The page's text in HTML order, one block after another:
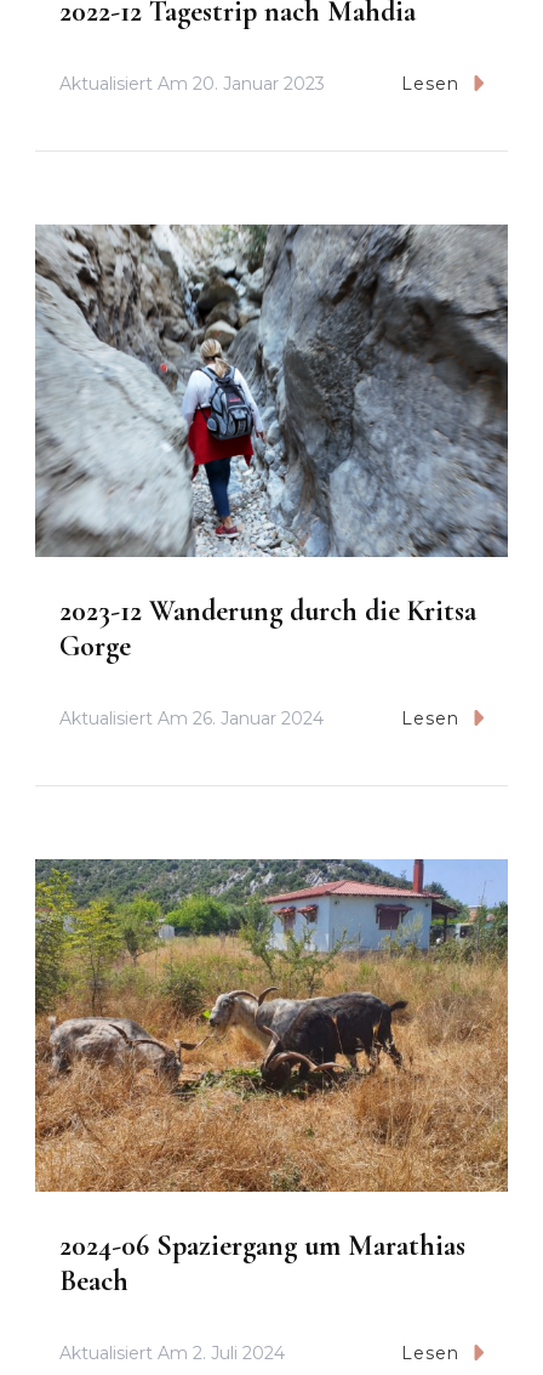
2022-12 Tagestrip nach Mahdia
Aktualisiert Am 20. Januar 2023 Lesen
2023-12 Wanderung durch die Kritsa
Gorge
Aktualisiert Am 26. Januar 2024 Lesen
2024-06 Spaziergang um Marathias
Beach
Aktualisiert Am 2. Juli 2024 Lesen